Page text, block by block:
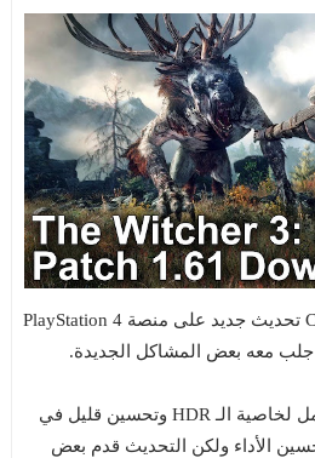
أصدر إستوديو CD Projekt Red تحديث جديد على منصة PlayStation 4
الإستوديو وعد بتقديم دعم كامل لخاصية الـ HDR وتحسين قليل في
الأداء ولكن التحديث قدم بعض